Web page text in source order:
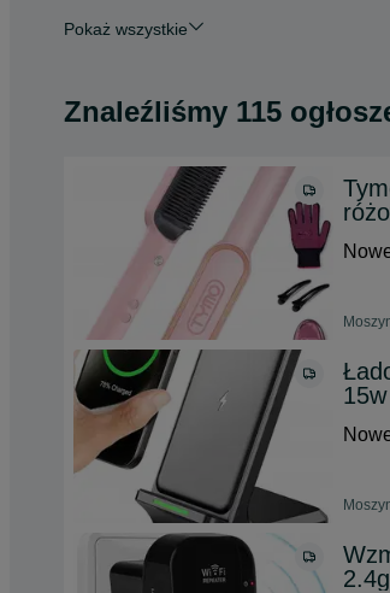
Pokaż wszystkie
Znaleźliśmy 115